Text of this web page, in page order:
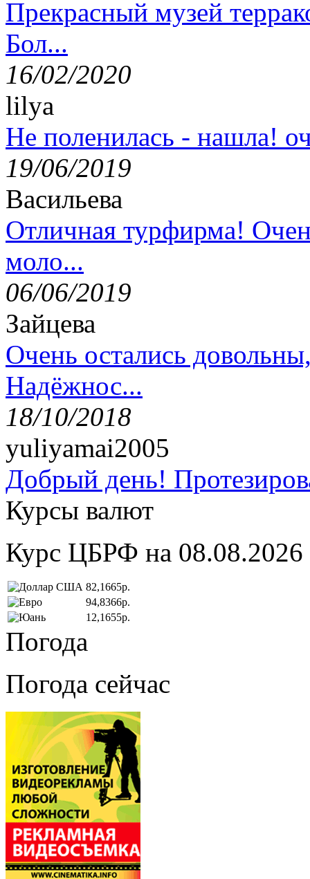
Прекрасный музей
Бол...
16/02/2020
lilya
Не поленилась - нашла!
19/06/2019
Васильева
Отличная турфирма!
моло...
06/06/2019
Зайцева
Очень остались
Надёжнос...
18/10/2018
yuliyamai2005
Добрый день!
Курсы валют
Курс ЦБРФ на 08.08.2026
82,1665р.
94,8366р.
12,1655р.
Погода
Погода сейчас